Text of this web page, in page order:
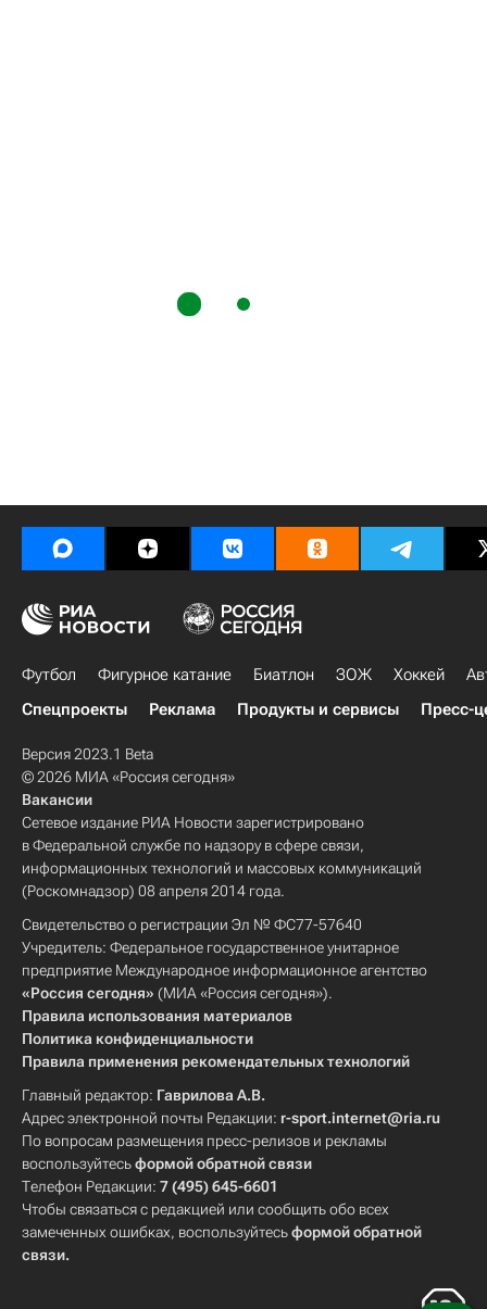
Футбол Фигурное катание Биатлон ЗОЖ Хоккей
Спецпроекты
Реклама Продукты и сервисы Пресс-
Версия 2023.1 Beta
© 2026 МИА «Россия сегодня»
Вакансии
Сетевое издание РИА Новости зарегистрировано
в Федеральной службе по надзору в сфере связи,
информационных технологий и массовых коммуникаций
(Роскомнадзор) 08 апреля 2014 года.
Свидетельство о регистрации Эл № ФС77-57640
Учредитель: Федеральное государственное унитарное
предприятие Международное информационное агентство
«Россия сегодня» (МИА «Россия сегодня»).
Правила использования материалов
Политика конфиденциальности
Правила применения рекомендательных технологий
Главный редактор: Гаврилова А.В.
Адрес электронной почты Редакции: r-sport.internet@ria.ru
По вопросам размещения пресс-релизов и рекламы
воспользуйтесьформой обратной связи
Телефон Редакции: 7 (495) 645-6601
Чтобы связаться с редакцией или сообщить обо всех
замеченных ошибках, воспользуйтесьформой обратной
связи.